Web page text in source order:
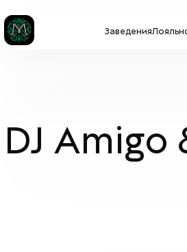
Заведения
DJ